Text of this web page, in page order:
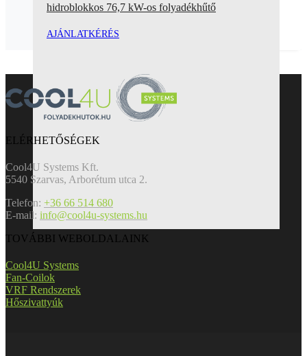
hidroblokkos 76,7 kW-os folyadékhűtő
AJÁNLATKÉRÉS
ELÉRHETŐSÉGEK
Cool4U Systems Kft.
5540 Szarvas, Arborétum utca 2.
Telefon: +36 66 514 680
E-mail: info@cool4u-systems.hu
TOVÁBBI WEBOLDALAINK
Cool4U Systems
Fan-Coilok
VRF Rendszerek
Hőszivattyúk